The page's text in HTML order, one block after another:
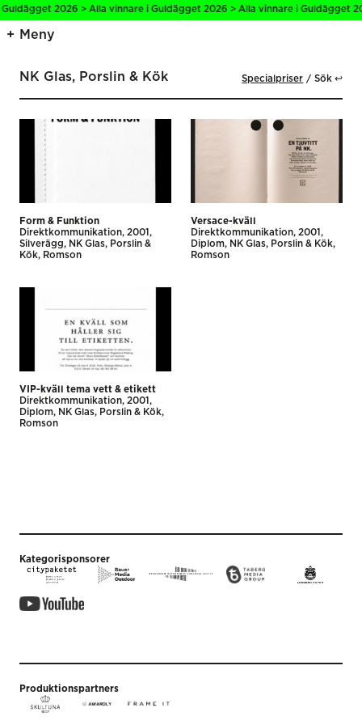
2026 > Alla vinnare i Guldägget 2026 > Alla vinnare i Guldägget
Meny
NK Glas, Porslin & Kök Specialpriser Sök ↩
Form & Funktion
Direktkommunikation 2001
Silverägg
NK Glas, Porslin &
Kök
Romson
Versace-kväll
Direktkommunikation 2001
Diplom
NK Glas, Porslin & Kök
Romson
VIP-kväll tema vett & etikett
Direktkommunikation 2001
Diplom
NK Glas, Porslin & Kök
Romson
Kategorisponsorer
Produktionspartners